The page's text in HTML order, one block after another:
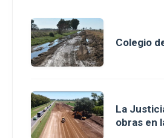
Colegio
La
obras en